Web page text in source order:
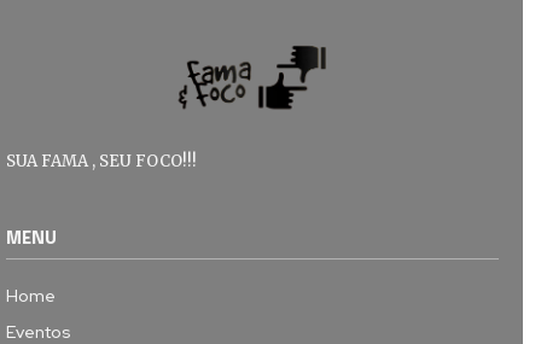
SUA FAMA , SEU FOCO!!!
MENU
Home
Eventos